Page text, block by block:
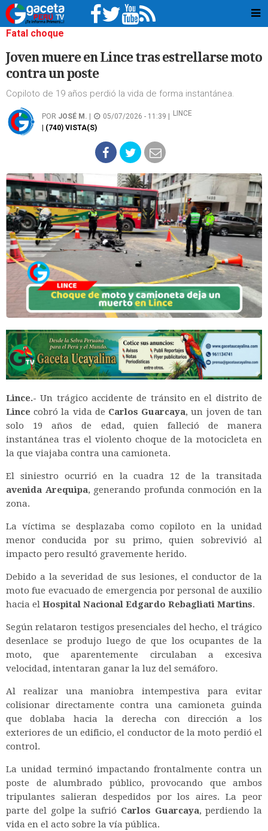
Fatal choque
Joven muere en Lince tras estrellarse moto
contra un poste
Copiloto de 19 años perdió la vida de forma instantánea.
POR JOSÉ M. 05/07/2026 - 11:39 |
LINCE
| (740) VISTA(S)
Lince.- Un trágico accidente de tránsito en el distrito de
Lince cobró la vida de Carlos Guarcaya, un joven de tan
solo 19 años de edad, quien falleció de manera
instantánea tras el violento choque de la motocicleta en
la que viajaba contra una camioneta.
El siniestro ocurrió en la cuadra 12 de la transitada
avenida Arequipa, generando profunda conmoción en la
zona.
La víctima se desplazaba como copiloto en la unidad
menor conducida por su primo, quien sobrevivió al
impacto pero resultó gravemente herido.
Debido a la severidad de sus lesiones, el conductor de la
moto fue evacuado de emergencia por personal de auxilio
hacia el Hospital Nacional Edgardo Rebagliati Martins.
Según relataron testigos presenciales del hecho, el trágico
desenlace se produjo luego de que los ocupantes de la
moto, que aparentemente circulaban a excesiva
velocidad, intentaran ganar la luz del semáforo.
Al realizar una maniobra intempestiva para evitar
colisionar directamente contra una camioneta guinda
que doblaba hacia la derecha con dirección a los
exteriores de un edificio, el conductor de la moto perdió el
control.
La unidad terminó impactando frontalmente contra un
poste de alumbrado público, provocando que ambos
tripulantes salieran despedidos por los aires.
La peor
parte del golpe la sufrió Carlos Guarcaya, perdiendo la
vida en el acto sobre la vía pública.